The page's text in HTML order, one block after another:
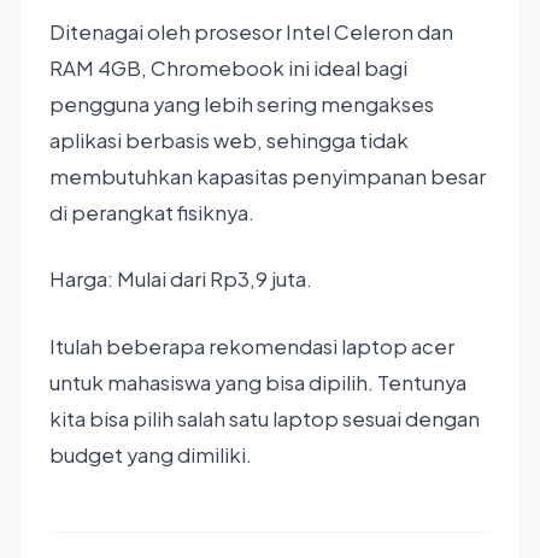
Ditenagai oleh prosesor Intel Celeron dan
RAM 4GB, Chromebook ini ideal bagi
pengguna yang lebih sering mengakses
aplikasi berbasis web, sehingga tidak
membutuhkan kapasitas penyimpanan besar
di perangkat fisiknya.
Harga: Mulai dari Rp3,9 juta.
Itulah beberapa rekomendasi laptop acer
untuk mahasiswa yang bisa dipilih. Tentunya
kita bisa pilih salah satu laptop sesuai dengan
budget yang dimiliki.